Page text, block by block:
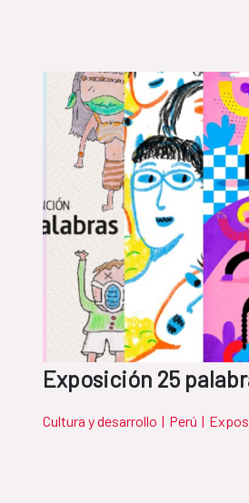
Exposición 25
Cultura y desarrollo | Perú |